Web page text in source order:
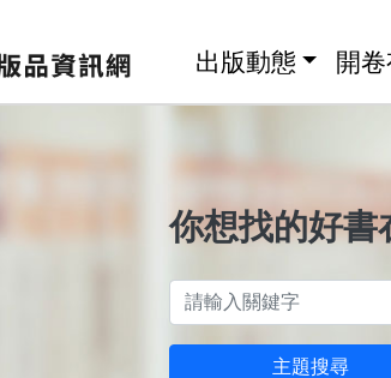
出版動態 開
你想找的好書
主題搜尋